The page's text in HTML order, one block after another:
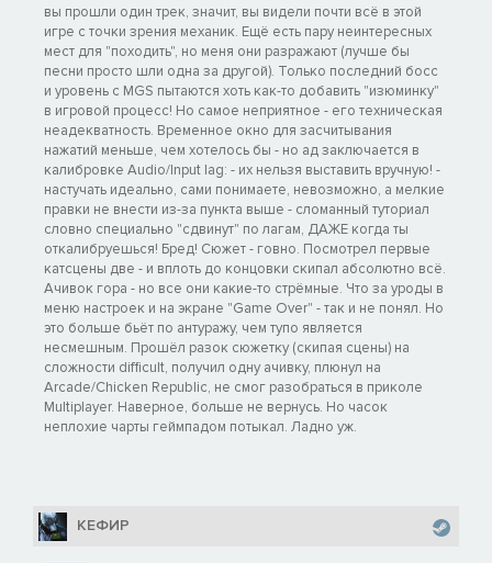
вы прошли один трек, значит, вы видели почти всё в этой
игре с точки зрения механик. Ещё есть пару неинтересных
мест для "походить", но меня они разражают (лучше бы
песни просто шли одна за другой). Только последний босс
и уровень с MGS пытаются хоть как-то добавить "изюминку"
в игровой процесс! Но самое неприятное - его техническая
неадекватность. Временное окно для засчитывания
нажатий меньше, чем хотелось бы - но ад заключается в
калибровке Audio/Input lag: - их нельзя выставить вручную! -
настучать идеально, сами понимаете, невозможно, а мелкие
правки не внести из-за пункта выше - сломанный туториал
словно специально "сдвинут" по лагам, ДАЖЕ когда ты
откалибруешься! Бред! Сюжет - говно. Посмотрел первые
катсцены две - и вплоть до концовки скипал абсолютно всё.
Ачивок гора - но все они какие-то стрёмные. Что за уроды в
меню настроек и на экране "Game Over" - так и не понял. Но
это больше бьёт по антуражу, чем тупо является
несмешным. Прошёл разок сюжетку (скипая сцены) на
сложности difficult, получил одну ачивку, плюнул на
Arcade/Chicken Republic, не смог разобраться в приколе
Multiplayer. Наверное, больше не вернусь. Но часок
неплохие чарты геймпадом потыкал. Ладно уж.
КЕФИР